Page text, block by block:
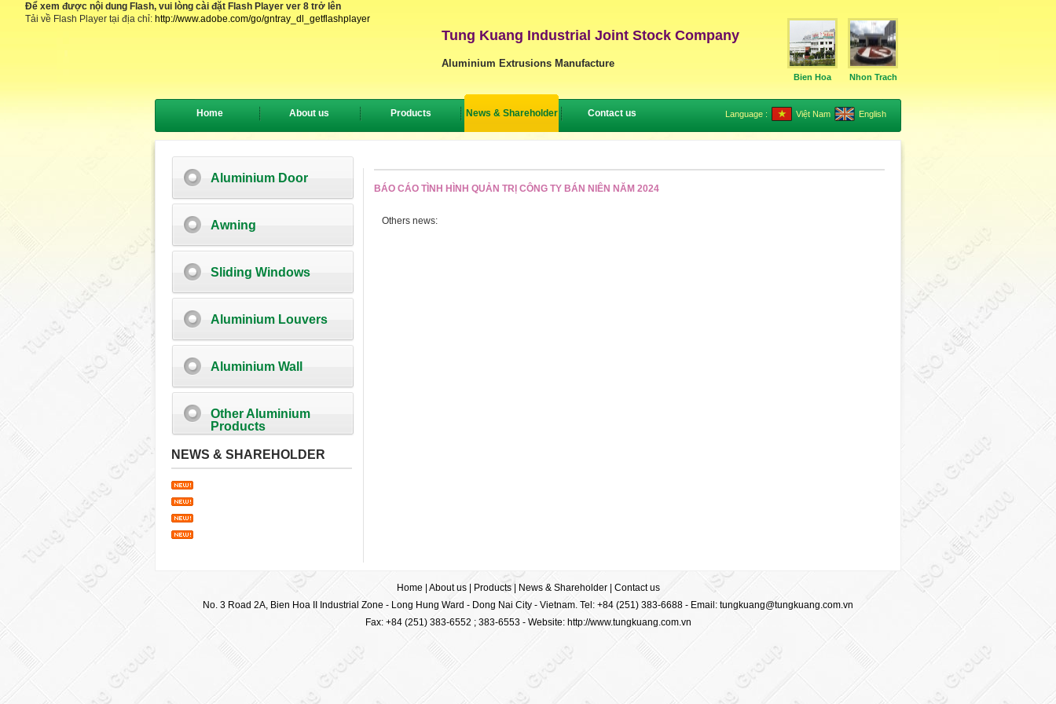
Để xem được nội dung Flash, vui lòng cài đặt Flash Player ver 8 trở lên
Tải về Flash Player tại địa chỉ: http://www.adobe.com/go/gntray_dl_getflashplayer
Tung Kuang Industrial Joint Stock Company
Aluminium Extrusions Manufacture
Bien Hoa Nhon Trach
Home About us Products News & Shareholder Contact us Language : Việt Nam English
Aluminium Door
Awning
Sliding Windows
Aluminium Louvers
Aluminium Wall
Other Aluminium
Products
NEWS & SHAREHOLDER
BÁO CÁO TÌNH HÌNH QUẢN TRỊ CÔNG TY BÁN NIÊN NĂM 2024
Others news:
Home About us| Products| News & Shareholder| Contact us
No. 3 Road 2A, Bien Hoa II Industrial Zone - Long Hung Ward - Dong Nai City - Vietnam. Tel: +84 (251) 383-6688 - Email: tungkuang@tungkuang.com.vn
Fax: +84 (251) 383-6552 ; 383-6553 - Website: http://www.tungkuang.com.vn